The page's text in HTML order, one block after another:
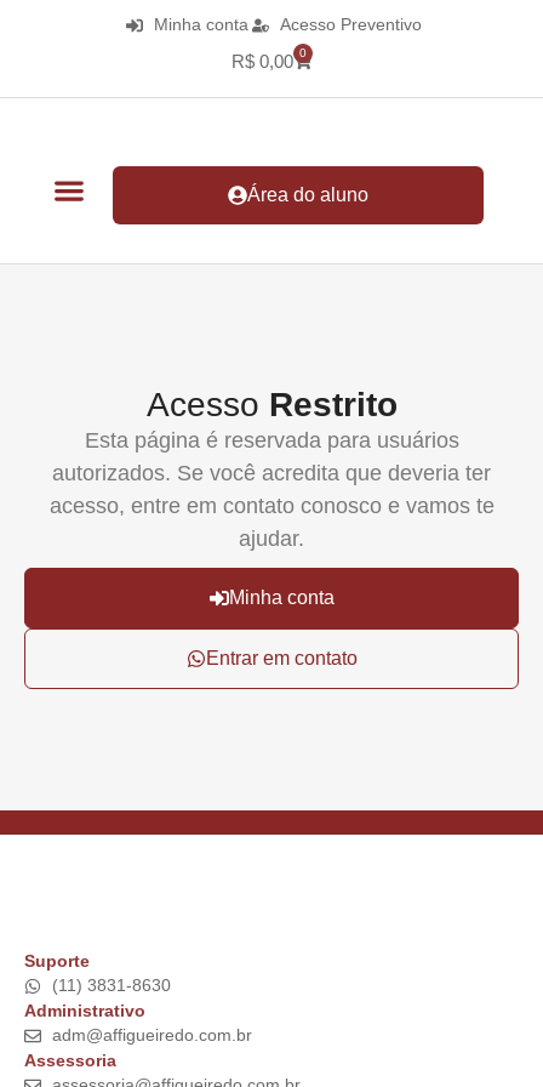
Minha conta Acesso Preventivo
R$ 0,00 0
Área do aluno
Acesso Restrito
Esta página é reservada para usuários
autorizados. Se você acredita que deveria ter
acesso, entre em contato conosco e vamos te
ajudar.
Minha conta
Entrar em contato
Suporte
(11) 3831-8630
Administrativo
adm@affigueiredo.com.br
Assessoria